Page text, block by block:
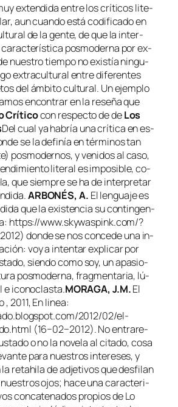
ex­ten­di­da en­tre los crí­ti­cos li­te­
aun cuan­do es­tá co­di­fi­ca­do en
de la gen­te, de que la in­ter­
pos­mo­der­na por ex­
nues­tro tiem­po no exis­tía nin­gu­
ex­tra­cul­tu­ral en­tre di­fe­ren­tes
del ám­bi­to cul­tu­ral. Un ejem­plo
en­con­trar en la re­se­ña que
Críticocon res­pec­to de deLos
Del cual ya ha­bría una crí­ti­ca en es­
se la de­fi­nía en tér­mi­nos tan
pos­mo­der­nos, y ve­ni­dos al ca­so,
li­te­ral es im­po­si­ble, co­
que siem­pre se ha de in­ter­pre­tar
.ARBONÉS, A. El len­gua­je es
que la exis­ten­cia su con­tin­gen­
https://www.skywaspink.com/?
don­de se nos con­ce­de una in­
voy a in­ten­tar ex­pli­car por
sien­do co­mo soy, un apa­sio­
pos­mo­der­na, frag­men­ta­ria, lú­
e ico­no­clas­ta.MORAGA, J.M.El
, 2011, En li­nea:
2012/02/el-
(16−02−2012). No en­tra­re­
o no la no­ve­la al ci­ta­do, co­sa
pa­ra nues­tros in­tere­ses, y
re­tahi­la de ad­je­ti­vos que des­fi­lan
ojos; ha­ce una ca­rac­te­ri­
con­ca­te­na­dos pro­pios de Lo